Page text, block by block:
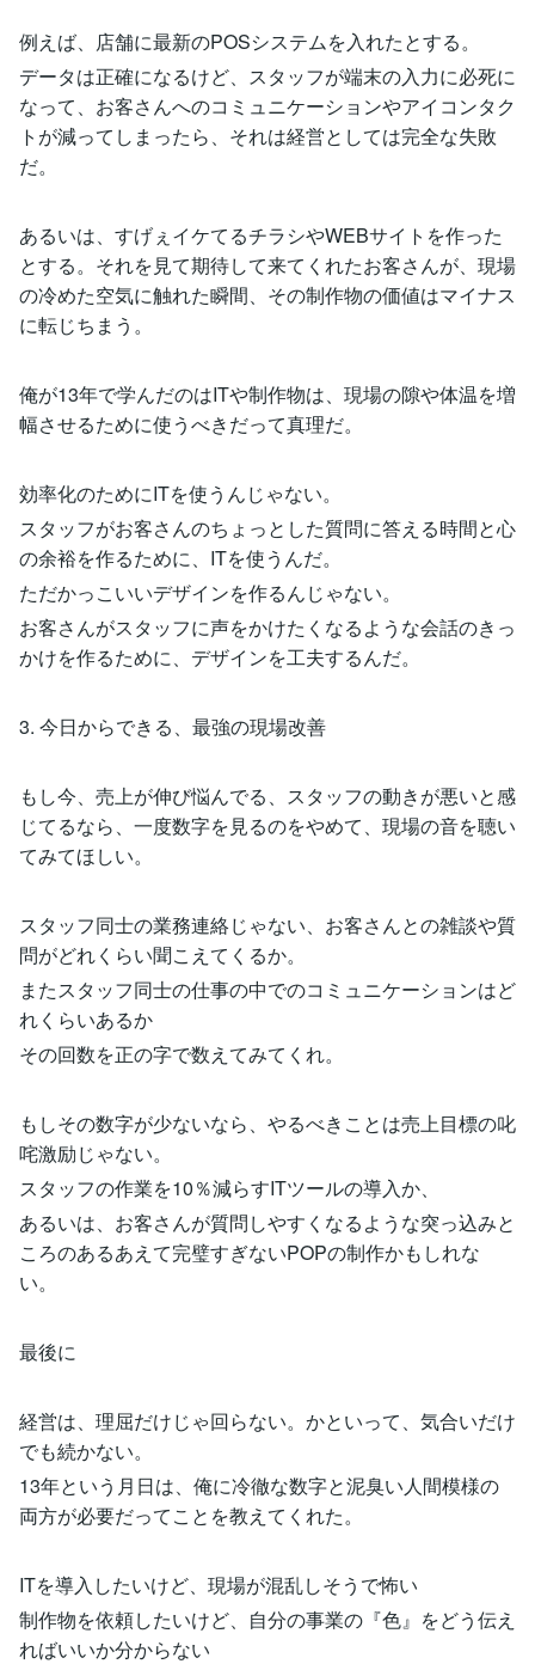
例えば、店舗に最新のPOSシステムを入れたとする。
データは正確になるけど、スタッフが端末の入力に必死に
なって、お客さんへのコミュニケーションやアイコンタク
トが減ってしまったら、それは経営としては完全な失敗
だ。
あるいは、すげぇイケてるチラシやWEBサイトを作った
とする。それを見て期待して来てくれたお客さんが、現場
の冷めた空気に触れた瞬間、その制作物の価値はマイナス
に転じちまう。
俺が13年で学んだのはITや制作物は、現場の隙や体温を増
幅させるために使うべきだって真理だ。
効率化のためにITを使うんじゃない。
スタッフがお客さんのちょっとした質問に答える時間と心
の余裕を作るために、ITを使うんだ。
ただかっこいいデザインを作るんじゃない。
お客さんがスタッフに声をかけたくなるような会話のきっ
かけを作るために、デザインを工夫するんだ。
3. 今日からできる、最強の現場改善
もし今、売上が伸び悩んでる、スタッフの動きが悪いと感
じてるなら、一度数字を見るのをやめて、現場の音を聴い
てみてほしい。
スタッフ同士の業務連絡じゃない、お客さんとの雑談や質
問がどれくらい聞こえてくるか。
またスタッフ同士の仕事の中でのコミュニケーションはど
れくらいあるか
その回数を正の字で数えてみてくれ。
もしその数字が少ないなら、やるべきことは売上目標の叱
咤激励じゃない。
スタッフの作業を10％減らすITツールの導入か、
あるいは、お客さんが質問しやすくなるような突っ込みと
ころのあるあえて完璧すぎないPOPの制作かもしれな
い。
最後に
経営は、理屈だけじゃ回らない。かといって、気合いだけ
でも続かない。
13年という月日は、俺に冷徹な数字と泥臭い人間模様の
両方が必要だってことを教えてくれた。
ITを導入したいけど、現場が混乱しそうで怖い
制作物を依頼したいけど、自分の事業の『色』をどう伝え
ればいいか分からない